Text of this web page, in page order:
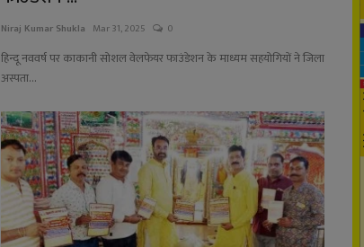
Niraj Kumar Shukla Mar 31, 2025 0
हिन्दू नववर्ष पर काकानी सोशल वेलफेयर फाउंडेशन के माध्यम सहयोगियों ने जिला
अस्पता...